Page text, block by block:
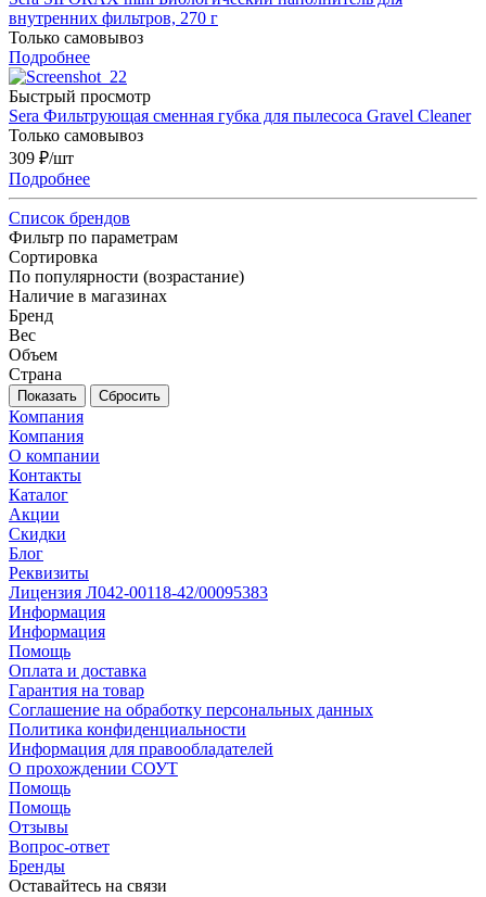
внутренних фильтров, 270 г
Только самовывоз
Подробнее
Быстрый просмотр
Sera Фильтрующая сменная губка для пылесоса Gravel Cleaner
Только самовывоз
309 ₽/шт
Подробнее
Список брендов
Фильтр по параметрам
Сортировка
По популярности (возрастание)
Наличие в магазинах
Бренд
Вес
Объем
Страна
Сбросить
Компания
Компания
О компании
Контакты
Каталог
Акции
Скидки
Блог
Реквизиты
Лицензия Л042-00118-42/00095383
Информация
Информация
Помощь
Оплата и доставка
Гарантия на товар
Соглашение на обработку персональных данных
Политика конфиденциальности
Информация для правообладателей
О прохождении СОУТ
Помощь
Помощь
Отзывы
Вопрос-ответ
Бренды
Оставайтесь на связи